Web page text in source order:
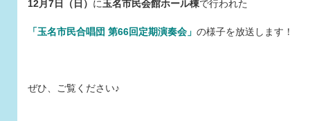
12月7日（日） に玉名市民会館ホール棟で行われた
「玉名市民合唱団 第66回定期演奏会」 の様子を放送します！
ぜひ、ご覧ください♪